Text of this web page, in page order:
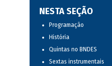
NESTA SEÇÃO
Programação
História
Quintas no BNDES
Sextas instrumentais